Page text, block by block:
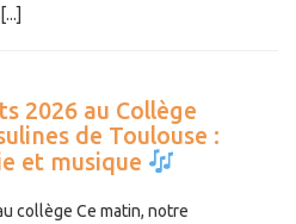
2026 au Collège
de Toulouse :
et musique
collège Ce matin, notre